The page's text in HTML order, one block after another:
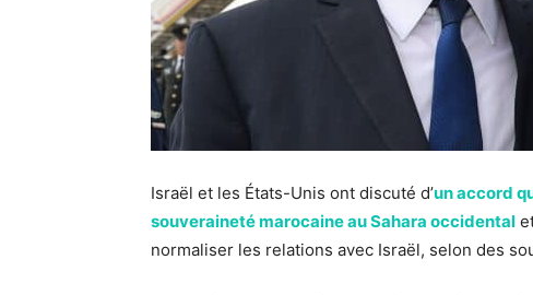
Israël et les États-Unis ont discuté d’un accord
souveraineté marocaine au Sahara occidental
normaliser les relations avec Israël, selon des